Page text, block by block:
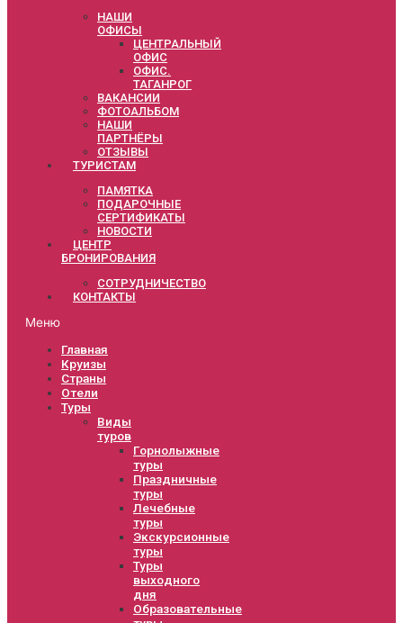
НАШИ
ОФИСЫ
ЦЕНТРАЛЬНЫЙ
ОФИС
ОФИС.
ТАГАНРОГ
ВАКАНСИИ
ФОТОАЛЬБОМ
НАШИ
ПАРТНЁРЫ
ОТЗЫВЫ
ТУРИСТАМ
ПАМЯТКА
ПОДАРОЧНЫЕ
СЕРТИФИКАТЫ
НОВОСТИ
ЦЕНТР
БРОНИРОВАНИЯ
СОТРУДНИЧЕСТВО
КОНТАКТЫ
Меню
Главная
Круизы
Страны
Отели
Туры
Виды
туров
Горнолыжные
туры
Праздничные
туры
Лечебные
туры
Экскурсионные
туры
Туры
выходного
дня
Образовательные